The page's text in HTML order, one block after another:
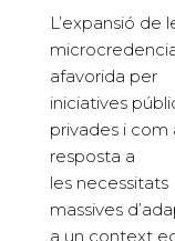
L’expansió de
afavorida per
iniciatives
privades i com
resposta a
les necessitats
massives
a un context